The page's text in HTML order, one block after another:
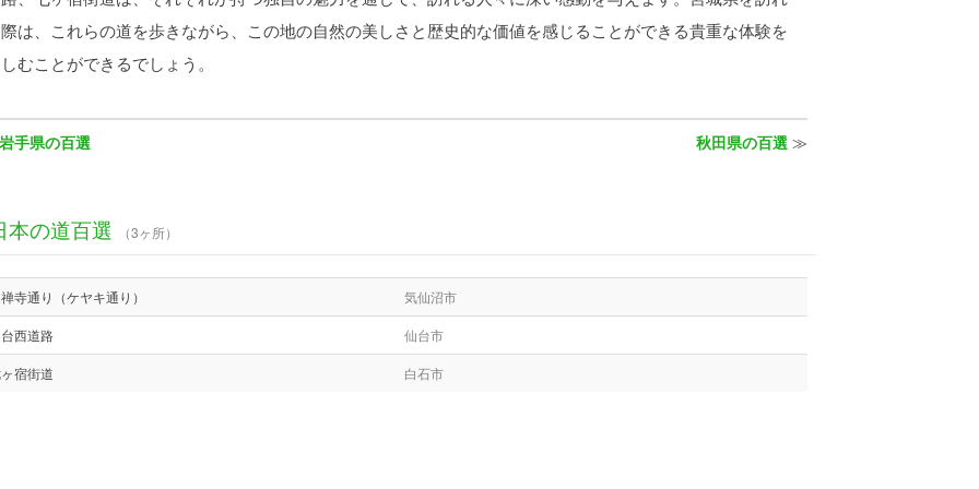
は、これらの道を歩きながら、この地の自然の美しさと歴史的な価値を感じることができる貴重な体験を
むことができるでしょう。
手県の百選 秋田県の百選≫
本の道百選 （3ヶ所）
寺通り（ケヤキ通り） 気仙沼市
西道路 仙台市
宿街道 白石市